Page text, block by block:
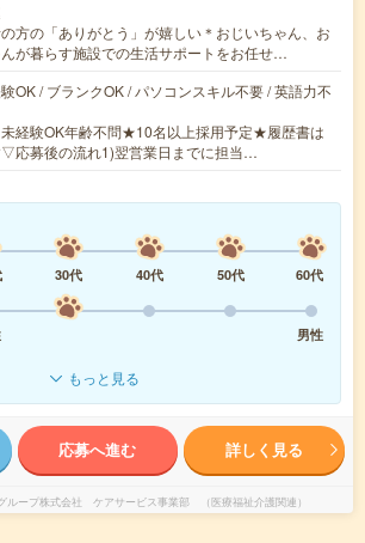
方の「ありがとう」が嬉しい＊おじいちゃん、お
が暮らす施設での生活サポートをお任せ…
OK / ブランクOK / パソコンスキル不要 / 英語力不
経験OK年齢不問★10名以上採用予定★履歴書は
応募後の流れ1)翌営業日までに担当…
30代 40代 50代
60代
男性
もっと見る
応募へ進む 詳しく見る
ループ株式会社 ケアサービス事業部 （医療福祉介護関連）